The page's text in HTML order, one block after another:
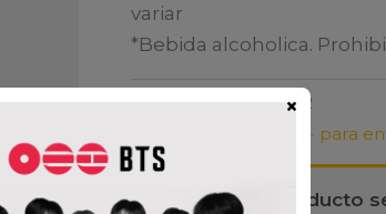
variar
*Bebida alcoholica.
SKU:8809288987162
OFERTAS - para
Este producto
×